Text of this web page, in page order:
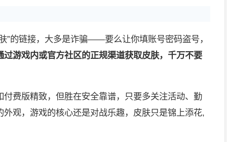
”的链接，大多是诈骗——要么让你填账号密码盗号，
过游戏内或官方社区的正规渠道获取皮肤，千万不要
费版精致，但胜在安全靠谱，只要多关注活动、勤
观，游戏的核心还是对战乐趣，皮肤只是锦上添花,